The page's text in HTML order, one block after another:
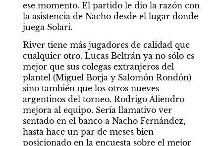
ese momento. El partido le dio la razón con
la asistencia de Nacho desde el lugar donde
juega Solari.
River tiene más jugadores de calidad que
cualquier otro. Lucas Beltrán ya no sólo es
mejor que sus colegas extranjeros del
plantel (Miguel Borja y Salomón Rondón)
sino también que los otros nueves
argentinos del torneo. Rodrigo Aliendro
mejora al equipo. Sería llamativo ver
sentado en el banco a Nacho Fernández,
hasta hace un par de meses bien
posicionado en la encuesta sobre el mejor